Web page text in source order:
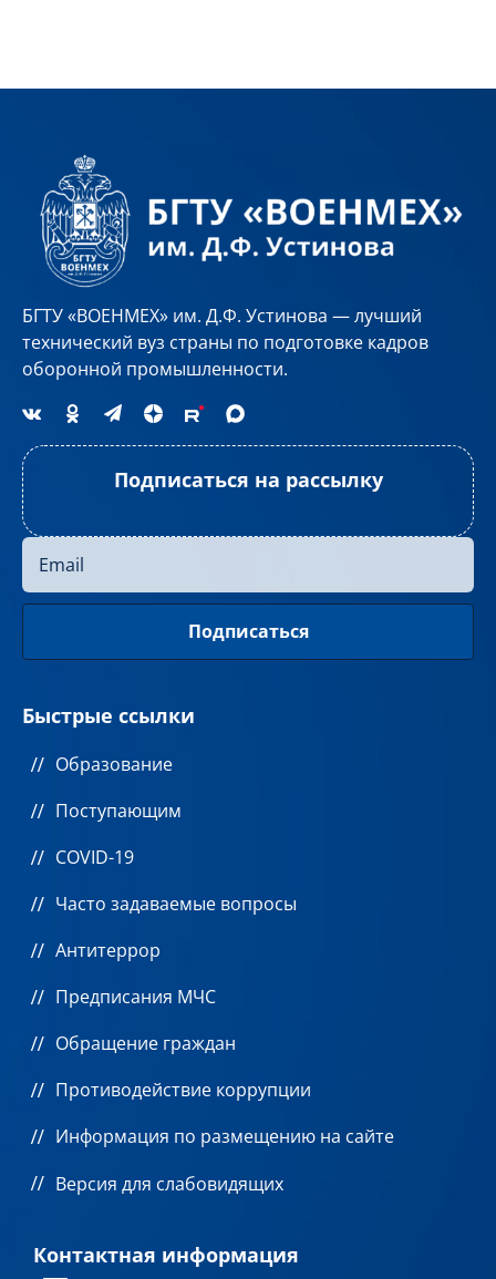
БГТУ «ВОЕНМЕХ» им. Д.Ф. Устинова — лучший
технический вуз страны по подготовке кадров
оборонной промышленности.
Подписаться на рассылку
Быстрые ссылки
Образование
Поступающим
COVID-19
Часто задаваемые вопросы
Антитеррор
Предписания МЧС
Обращение граждан
Противодействие коррупции
Информация по размещению на сайте
Версия для слабовидящих
Контактная информация